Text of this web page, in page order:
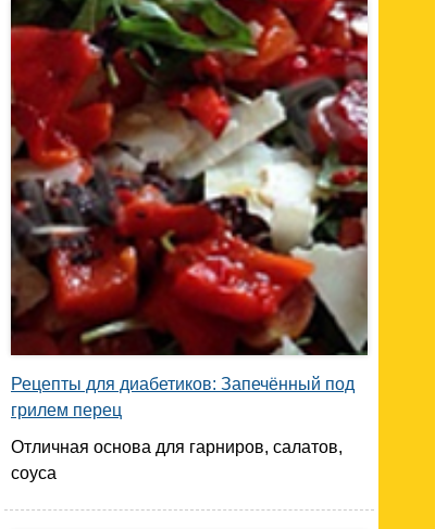
Рецепты для диабетиков: Запечённый под
грилем перец
Отличная основа для гарниров, салатов,
соуса